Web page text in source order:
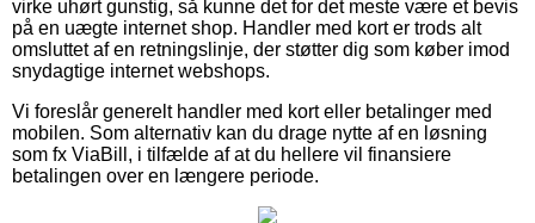
virke uhørt gunstig, så kunne det for det meste være et bevis
på en uægte internet shop. Handler med kort er trods alt
omsluttet af en retningslinje, der støtter dig som køber imod
snydagtige internet webshops.
Vi foreslår generelt handler med kort eller betalinger med
mobilen. Som alternativ kan du drage nytte af en løsning
som fx ViaBill, i tilfælde af at du hellere vil finansiere
betalingen over en længere periode.